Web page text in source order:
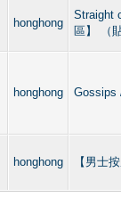
honghong
Straight
區】 （
honghong Gossips
honghong 【男士